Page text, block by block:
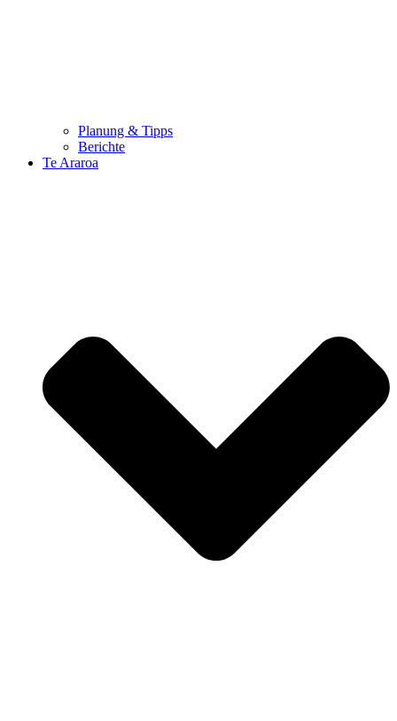
Planung & Tipps
Berichte
Te Araroa